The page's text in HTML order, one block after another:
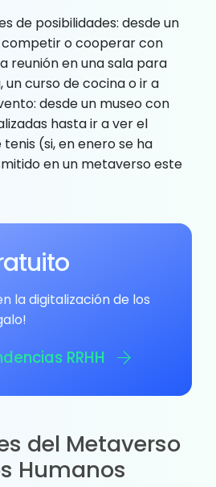
de posibilidades: desde un
competir o cooperar con
reunión en una sala para
curso de cocina o ir a
desde un museo con
hasta ir a ver el
(si, en enero se ha
en un metaverso este
la digitalización de los
RRHH
del Metaverso
Humanos